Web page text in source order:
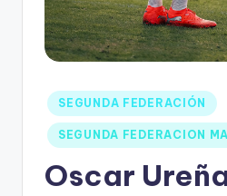
SEGUNDA FEDERACIÓN
SEGUNDA FEDERACION
Oscar